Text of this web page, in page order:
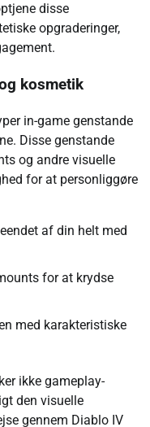
disse
opgraderinger,
kosmetik
in-game genstande
Disse genstande
og andre visuelle
for at personliggøre
af din helt med
for at krydse
med karakteristiske
ikke gameplay-
den visuelle
gennem Diablo IV